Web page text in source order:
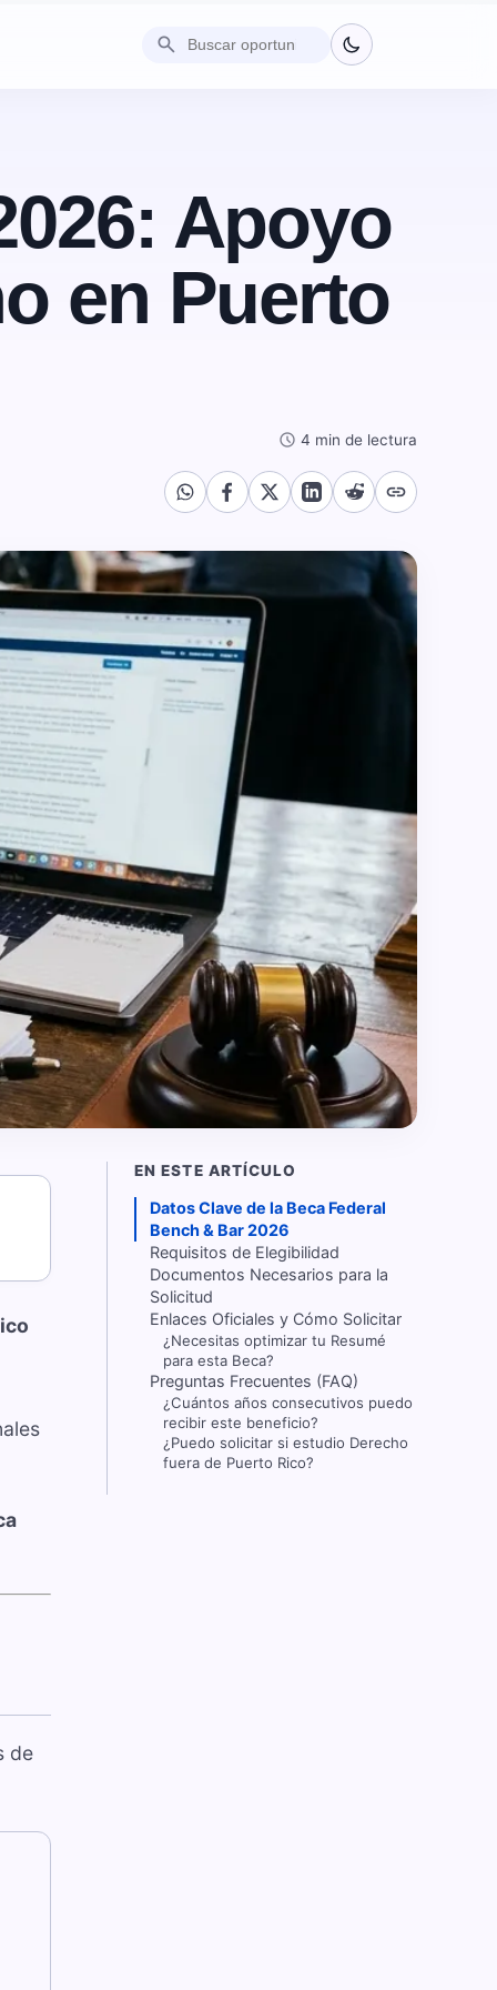
search
Apoyo
en Puerto
schedule 4 min de lectura
link
de
EN ESTE ARTÍCULO
Datos Clave de la Beca Federal
Bench & Bar 2026
Requisitos de Elegibilidad
Documentos Necesarios para la
Solicitud
Enlaces Oficiales y Cómo Solicitar
¿Necesitas optimizar tu Resumé
para esta Beca?
Preguntas Frecuentes (FAQ)
¿Cuántos años consecutivos puedo
recibir este beneficio?
¿Puedo solicitar si estudio Derecho
fuera de Puerto Rico?